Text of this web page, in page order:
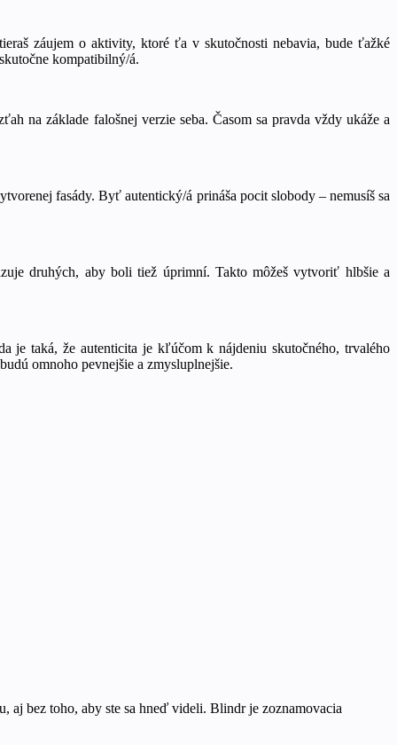
záujem o aktivity, ktoré ťa v skutočnosti nebavia, bude ťažké
kompatibilný/á.
na základe falošnej verzie seba. Časom sa pravda vždy ukáže a
fasády. Byť autentický/á prináša pocit slobody – nemusíš sa
druhých, aby boli tiež úprimní. Takto môžeš vytvoriť hlbšie a
je taká, že autenticita je kľúčom k nájdeniu skutočného, trvalého
omnoho pevnejšie a zmysluplnejšie.
bez toho, aby ste sa hneď videli. Blindr je zoznamovacia